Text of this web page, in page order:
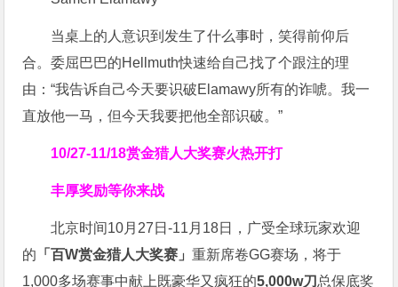
当桌上的人意识到发生了什么事时，笑得前仰后
合。委屈巴巴的Hellmuth快速给自己找了个跟注的理
由：“我告诉自己今天要识破Elamawy所有的诈唬。我一
直放他一马，但今天我要把他全部识破。”
10/27-11/18赏金猎人大奖赛火热开打
丰厚奖励等你来战
北京时间10月27日-11月18日，广受全球玩家欢迎
的 「百W赏金猎人大奖赛」重新席卷GG赛场，将于
1,000多场赛事中献上既豪华又疯狂的5,000w刀 总保底奖